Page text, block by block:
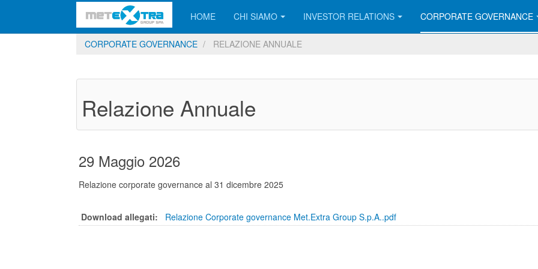
HOME CHI SIAMO INVESTOR RELATIONS CORPORATE GOVERNANCE
CORPORATE GOVERNANCE RELAZIONE ANNUALE
Relazione Annuale
29 Maggio 2026
Relazione corporate governance al 31 dicembre 2025
Download allegati: Relazione Corporate governance Met.Extra Group S.p.A..pdf